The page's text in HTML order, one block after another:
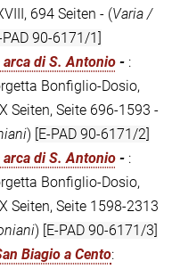
694 Seiten - (Varia /
PAD 90-6171/1]
di S. Antonio - :
Bonfiglio-Dosio,
Seiten, Seite 696-1593 -
) [E-PAD 90-6171/2]
di S. Antonio - :
Bonfiglio-Dosio,
Seiten, Seite 1598-2313
) [E-PAD 90-6171/3]
Biagio a Cento: